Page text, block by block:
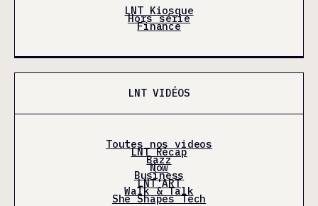
LNT Kiosque
Hors série
Finance
LNT VIDÉOS
Toutes nos videos
LNT Récap
Bazz
Now
Business
LNT'ART
Walk & Talk
She Shapes Tech